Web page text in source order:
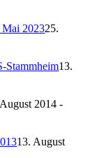
Mai 202325.
Stammheim13.
2014 -
13. August